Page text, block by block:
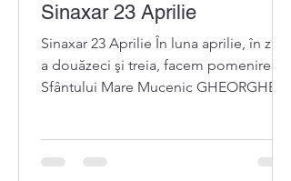
Sinaxar 23 Aprilie
Sinaxar 23 Aprilie În luna aprilie, în ziua
a douăzeci şi treia, facem pomenirea
Sfântului Mare Mucenic GHEORGHE